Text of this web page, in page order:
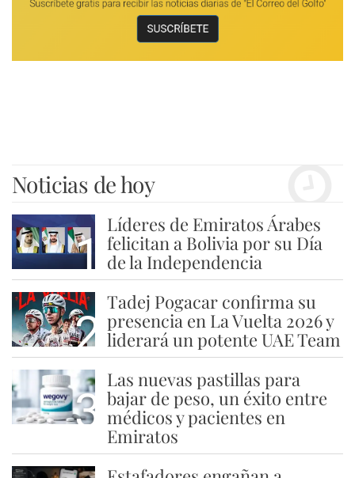
Noticias de hoy
1
Líderes de Emiratos Árabes
felicitan a Bolivia por su Día
de la Independencia
2
Tadej Pogacar confirma su
presencia en La Vuelta 2026 y
liderará un potente UAE Team
3
Las nuevas pastillas para
bajar de peso, un éxito entre
médicos y pacientes en
Emiratos